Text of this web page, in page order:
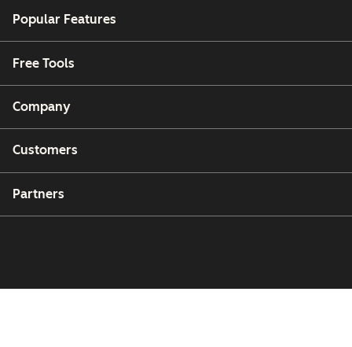
Popular Features
Free Tools
Company
Customers
Partners